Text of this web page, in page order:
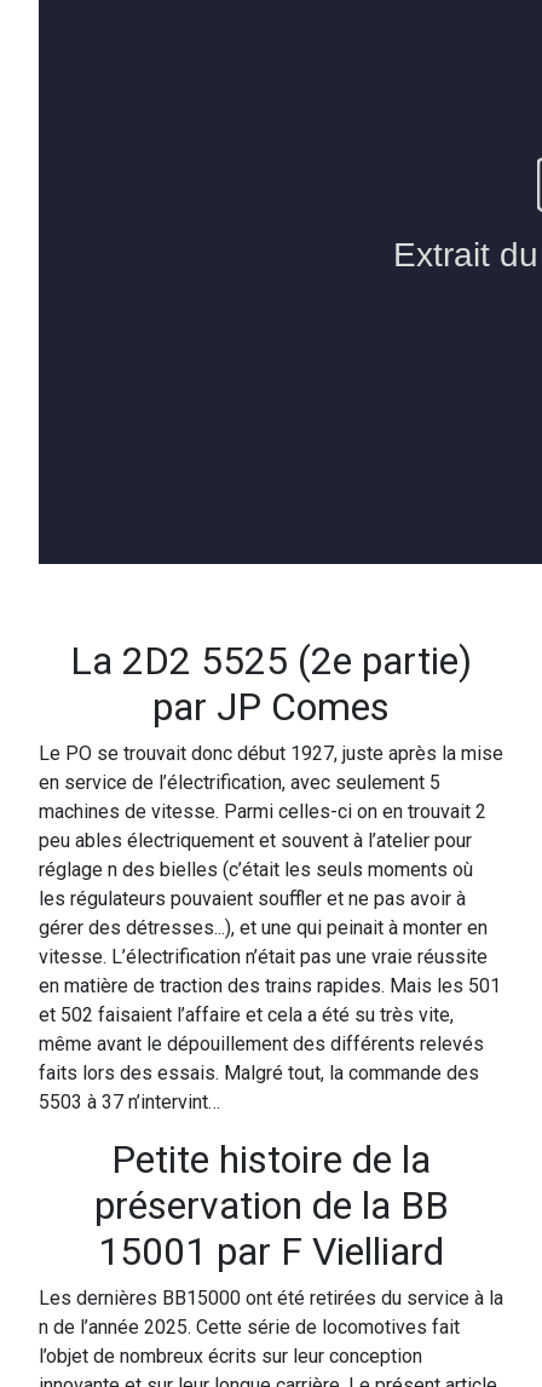
La 2D2 5525 (2e partie)
par JP Comes
Le PO se trouvait donc début 1927, juste après la mise
en service de l’électrification, avec seulement 5
machines de vitesse. Parmi celles-ci on en trouvait 2
peu ables électriquement et souvent à l’atelier pour
réglage n des bielles (c’était les seuls moments où
les régulateurs pouvaient souffler et ne pas avoir à
gérer des détresses...), et une qui peinait à monter en
vitesse. L’électrification n’était pas une vraie réussite
en matière de traction des trains rapides. Mais les 501
et 502 faisaient l’affaire et cela a été su très vite,
même avant le dépouillement des différents relevés
faits lors des essais. Malgré tout, la commande des
5503 à 37 n’intervint…
Petite histoire de la
préservation de la BB
15001 par F Vielliard
Les dernières BB15000 ont été retirées du service à la
n de l’année 2025. Cette série de locomotives fait
l’objet de nombreux écrits sur leur conception